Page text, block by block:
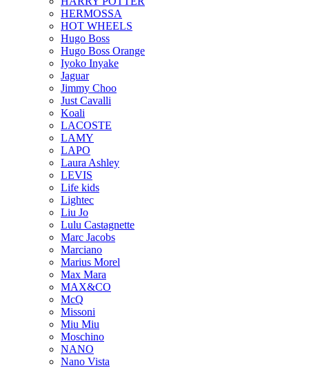
HERMOSSA
HOT WHEELS
Hugo Boss
Hugo Boss Orange
Iyoko Inyake
Jaguar
Jimmy Choo
Just Cavalli
Koali
LACOSTE
LAMY
LAPO
Laura Ashley
LEVIS
Life kids
Lightec
Liu Jo
Lulu Castagnette
Marc Jacobs
Marciano
Marius Morel
Max Mara
MAX&CO
McQ
Missoni
Miu Miu
Moschino
NANO
Nano Vista